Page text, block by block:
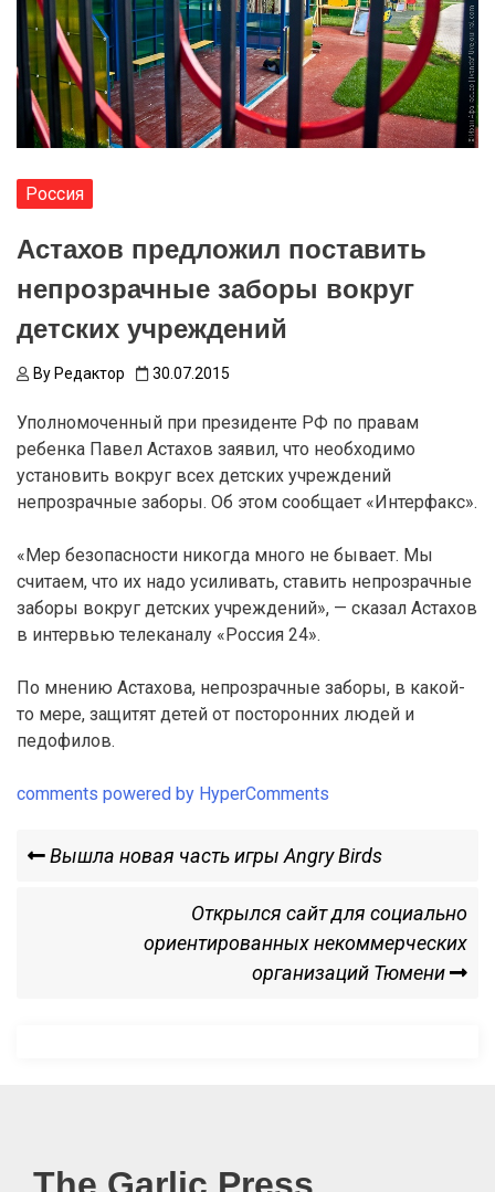
Россия
Астахов предложил поставить
непрозрачные заборы вокруг
детских учреждений
By Редактор 30.07.2015
Уполномоченный при президенте РФ по правам
ребенка Павел Астахов заявил, что необходимо
установить вокруг всех детских учреждений
непрозрачные заборы. Об этом сообщает «Интерфакс».
«Мер безопасности никогда много не бывает. Мы
считаем, что их надо усиливать, ставить непрозрачные
заборы вокруг детских учреждений», — сказал Астахов
в интервью телеканалу «Россия 24».
По мнению Астахова, непрозрачные заборы, в какой-
то мере, защитят детей от посторонних людей и
педофилов.
comments powered by HyperComments
Навигация
записям
Previous
Вышла новая часть игры Angry Birds
Открылся сайт для социально
ориентированных некоммерческих
организаций Тюмени